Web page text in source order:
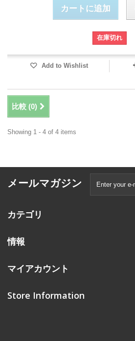
カートに追加
在庫切れ
Add to Wishlist
比較 (0)
Showing 1 - 4 of 4 items
メールマガジン
カテゴリ
情報
マイアカウント
Store Information